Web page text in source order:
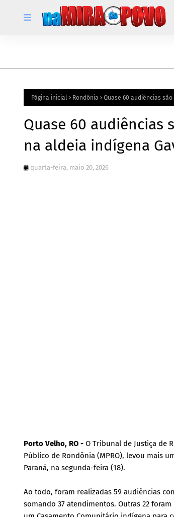
Página inicial Rondônia Quase 60 audiências
Quase 60 audiências
na aldeia indígena
quarta-feira, maio 20, 2026
Porto Velho, RO - O Tribunal de Justiça de
Público de Rondônia (MPRO), levou mais
Paraná, na segunda-feira (18).
Ao todo, foram realizadas 59 audiências
somando 37 atendimentos. Outras 22